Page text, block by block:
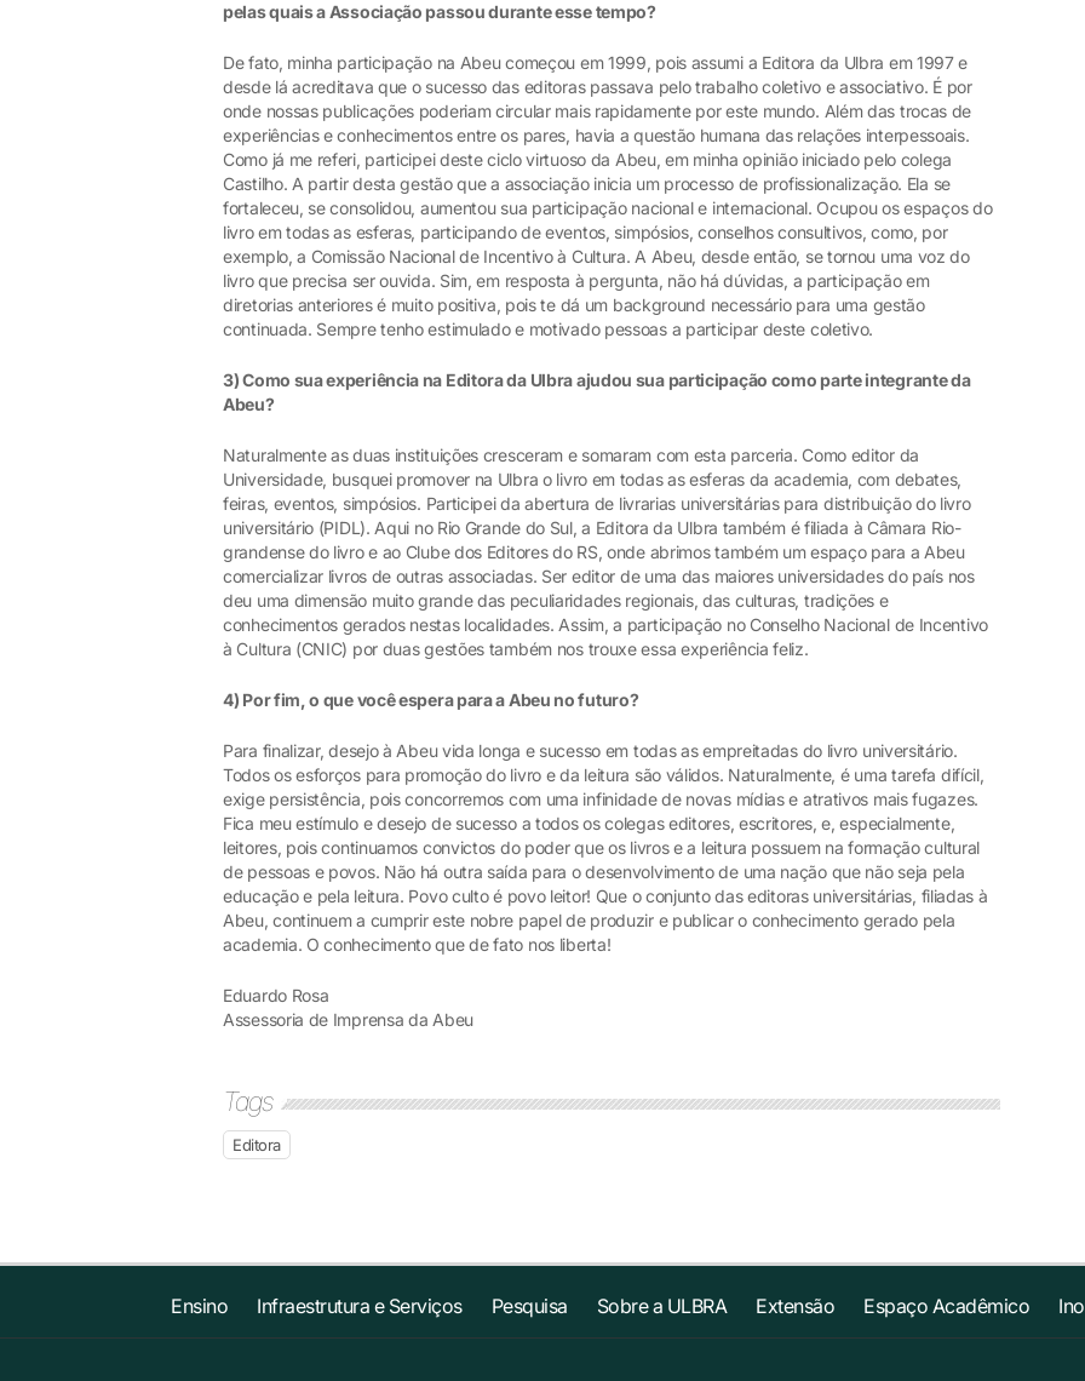
pelas quais a Associação passou durante esse tempo?
De fato, minha participação na Abeu começou em 1999, pois assumi a Editora da Ulbra em 1997 e
desde lá acreditava que o sucesso das editoras passava pelo trabalho coletivo e associativo. É por
onde nossas publicações poderiam circular mais rapidamente por este mundo. Além das trocas de
experiências e conhecimentos entre os pares, havia a questão humana das relações interpessoais.
Como já me referi, participei deste ciclo virtuoso da Abeu, em minha opinião iniciado pelo colega
Castilho. A partir desta gestão que a associação inicia um processo de profissionalização. Ela se
fortaleceu, se consolidou, aumentou sua participação nacional e internacional. Ocupou os espaços do
livro em todas as esferas, participando de eventos, simpósios, conselhos consultivos, como, por
exemplo, a Comissão Nacional de Incentivo à Cultura. A Abeu, desde então, se tornou uma voz do
livro que precisa ser ouvida. Sim, em resposta à pergunta, não há dúvidas, a participação em
diretorias anteriores é muito positiva, pois te dá um background necessário para uma gestão
continuada. Sempre tenho estimulado e motivado pessoas a participar deste coletivo.
3) Como sua experiência na Editora da Ulbra ajudou sua participação como parte integrante da
Abeu?
Naturalmente as duas instituições cresceram e somaram com esta parceria. Como editor da
Universidade, busquei promover na Ulbra o livro em todas as esferas da academia, com debates,
feiras, eventos, simpósios. Participei da abertura de livrarias universitárias para distribuição do livro
universitário (PIDL). Aqui no Rio Grande do Sul, a Editora da Ulbra também é filiada à Câmara Rio-
grandense do livro e ao Clube dos Editores do RS, onde abrimos também um espaço para a Abeu
comercializar livros de outras associadas. Ser editor de uma das maiores universidades do país nos
deu uma dimensão muito grande das peculiaridades regionais, das culturas, tradições e
conhecimentos gerados nestas localidades. Assim, a participação no Conselho Nacional de Incentivo
à Cultura (CNIC) por duas gestões também nos trouxe essa experiência feliz.
4) Por fim, o que você espera para a Abeu no futuro?
Para finalizar, desejo à Abeu vida longa e sucesso em todas as empreitadas do livro universitário.
Todos os esforços para promoção do livro e da leitura são válidos. Naturalmente, é uma tarefa difícil,
exige persistência, pois concorremos com uma infinidade de novas mídias e atrativos mais fugazes.
Fica meu estímulo e desejo de sucesso a todos os colegas editores, escritores, e, especialmente,
leitores, pois continuamos convictos do poder que os livros e a leitura possuem na formação cultural
de pessoas e povos. Não há outra saída para o desenvolvimento de uma nação que não seja pela
educação e pela leitura. Povo culto é povo leitor! Que o conjunto das editoras universitárias, filiadas à
Abeu, continuem a cumprir este nobre papel de produzir e publicar o conhecimento gerado pela
academia. O conhecimento que de fato nos liberta!
Eduardo Rosa
Assessoria de Imprensa da Abeu
Tags
Editora
Ensino Infraestrutura e Serviços Pesquisa Sobre a ULBRA Extensão Espaço Acadêmico